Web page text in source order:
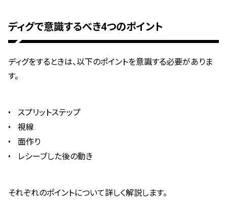
ディグで意識するべき4つのポイント
ディグをするときは、以下のポイントを意識する必要がありま
す。
スプリットステップ
視線
面作り
レシーブした後の動き
それぞれのポイントについて詳しく解説します。